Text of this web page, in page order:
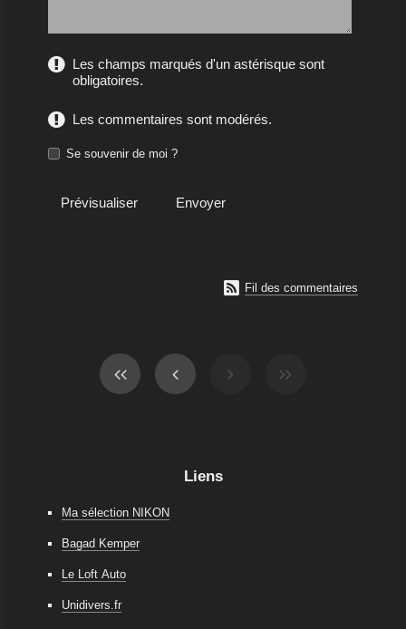
Les champs marqués d'un astérisque sont
obligatoires.
Les commentaires sont modérés.
Se souvenir de moi ?
 Fil des commentaires
Liens
Ma sélection NIKON
Bagad Kemper
Le Loft Auto
Unidivers.fr